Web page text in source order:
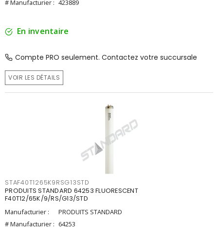
# Manufacturier : 423889
En inventaire
Compte PRO seulement. Contactez votre succursale
VOIR LES DÉTAILS
STAF40T1265K9RSG13STD
PRODUITS STANDARD 64253 FLUORESCENT
F40T12/65K/9/RS/G13/STD
Manufacturier :
PRODUITS STANDARD
# Manufacturier : 64253